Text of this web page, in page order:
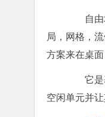
自由墙
局，网格，
方案来在桌
它是基
空闲单元并